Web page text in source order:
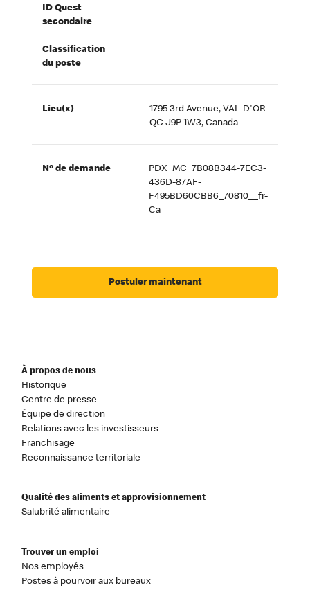
ID Quest
secondaire
Classification
du poste
Lieu(x)
1795 3rd Avenue, VAL-D'OR
QC J9P 1W3, Canada
Nº de demande
PDX_MC_7B08B344-7EC3-
436D-87AF-
F495BD60CBB6_70810__fr-
Ca
Postuler maintenant
À propos de nous
Historique
Centre de presse
Équipe de direction
Relations avec les investisseurs
Franchisage
Reconnaissance territoriale
Qualité des aliments et approvisionnement
Salubrité alimentaire
Trouver un emploi
Nos employés
Postes à pourvoir aux bureaux